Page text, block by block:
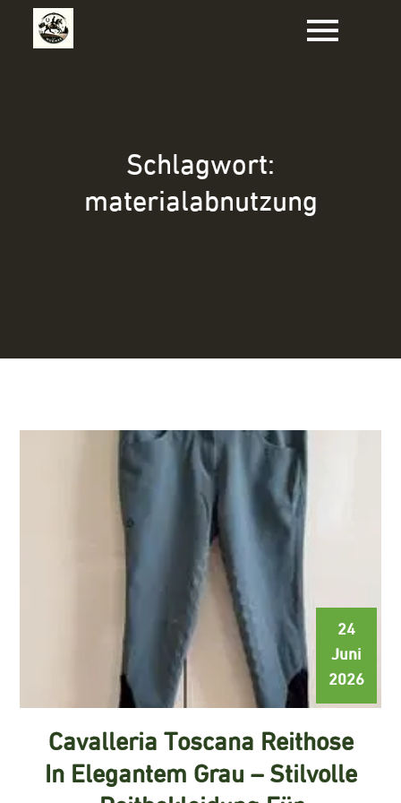
Schlagwort:
materialabnutzung
24
Juni
2026
Cavalleria Toscana Reithose
In Elegantem Grau – Stilvolle